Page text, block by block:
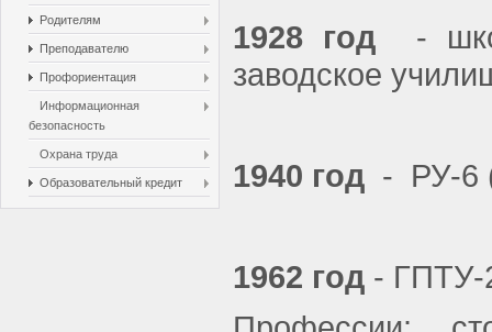
Родителям
Преподавателю
Профориентация
Информационная
безопасность
Охрана труда
Образовательный кредит
1928 год -
заводское
1940 год - РУ-6
1962 год - ГПТУ-